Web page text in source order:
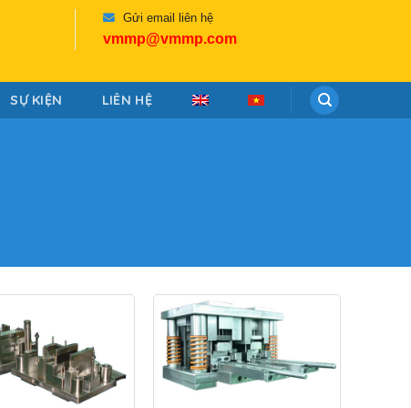
Gửi email liên hệ
vmmp@vmmp.com
SỰ KIỆN LIÊN HỆ